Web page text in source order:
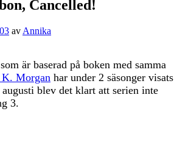
Cancelled!
av Annika
som är baserad på boken med samma
Morgan har under 2 säsonger visats
blev det klart att serien inte
3.